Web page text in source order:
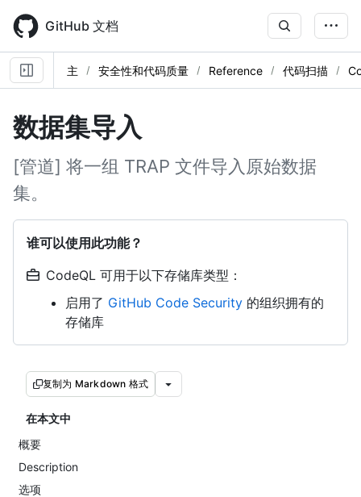
main
content
GitHub 文档
主 安全性和代码质量 Reference 代码扫描
数据集导入
[管道] 将一组 TRAP 文件导入原始数据
集。
谁可以使用此功能？
CodeQL 可用于以下存储库类型：
启用了 GitHub Code Security 的组织拥有的
存储库
复制为 Markdown 格式
在本文中
概要
Description
选项